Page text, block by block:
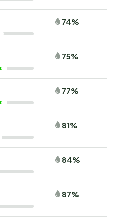
74%
75%
77%
81%
84%
87%